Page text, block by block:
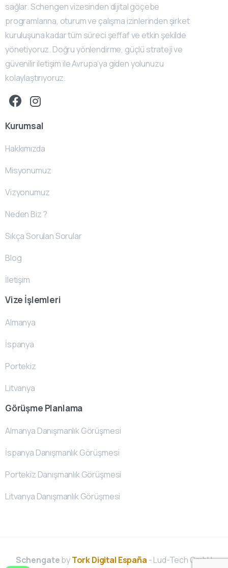
sağlar. Schengen vizesinden dijital göçebe
programlarına, oturum ve çalışma izinlerinden şirket
kuruluşuna kadar tüm süreci şeffaf ve etkin şekilde
yönetiyoruz. Doğru yönlendirme, güçlü strateji ve
güvenilir iletişim ile Avrupa’ya giden yolunuzu
kolaylaştırıyoruz.
Kurumsal
Hakkımızda
Misyonumuz
Vizyonumuz
Neden Biz ?
Sıkça Sorulan Sorular
Blog
İletişim
Vize İşlemleri
Almanya
İspanya
Portekiz
Litvanya
Görüşme Planlama
Almanya Danışmanlık Görüşmesi
İspanya Danışmanlık Görüşmesi
Portekiz Danışmanlık Görüşmesi
Litvanya Danışmanlık Görüşmesi
SchengatebyTork Digital España - Lud-Tech GmbH